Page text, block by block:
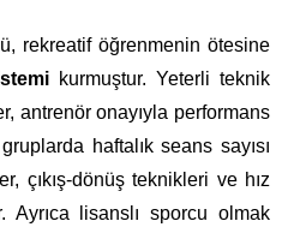
rekreatif öğrenmenin ötesine
kurmuştur. Yeterli teknik
antrenör onayıyla performans
haftalık seans sayısı
çıkış-dönüş teknikleri ve hız
Ayrıca lisanslı sporcu olmak